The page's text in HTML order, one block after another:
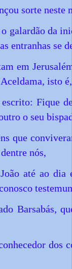
sorte neste
galardão da
entranhas se
em
isto
Fique
o seu
que
nós,
até ao
Barsabás,
dos